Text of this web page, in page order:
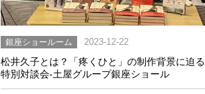
銀座ショールーム 2023-12-22
松井久子とは？「疼くひと」の制作背景に迫る
特別対談会-土屋グループ銀座ショール